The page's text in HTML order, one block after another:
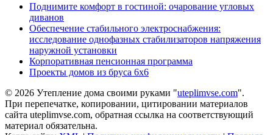
Поднимите комфорт в гостиной: очарование угловых
диванов
Обеспечение стабильного электроснабжения:
исследование однофазных стабилизаторов напряжения
наружной установки
Корпоративная пенсионная программа
Проекты домов из бруса 6х6
© 2026 Утепление дома своими руками "uteplimvse.com".
При перепечатке, копировании, цитировании материалов
сайта uteplimvse.com, обратная ссылка на соответствующий
материал обязательна.